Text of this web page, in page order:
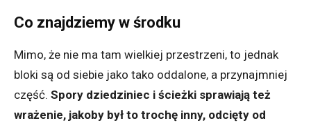
Co znajdziemy w środku
Mimo, że nie ma tam wielkiej przestrzeni, to jednak
bloki są od siebie jako tako oddalone, a przynajmniej
część. Spory dziedziniec i ścieżki sprawiają też
wrażenie, jakoby był to trochę inny, odcięty od